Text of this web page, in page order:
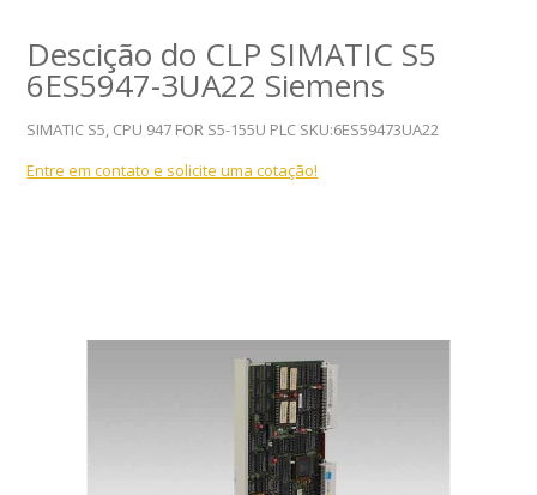
Descição do CLP SIMATIC S5
6ES5947-3UA22 Siemens
SIMATIC S5, CPU 947 FOR S5-155U PLC SKU:6ES59473UA22
Entre em contato e solicite uma cotação!